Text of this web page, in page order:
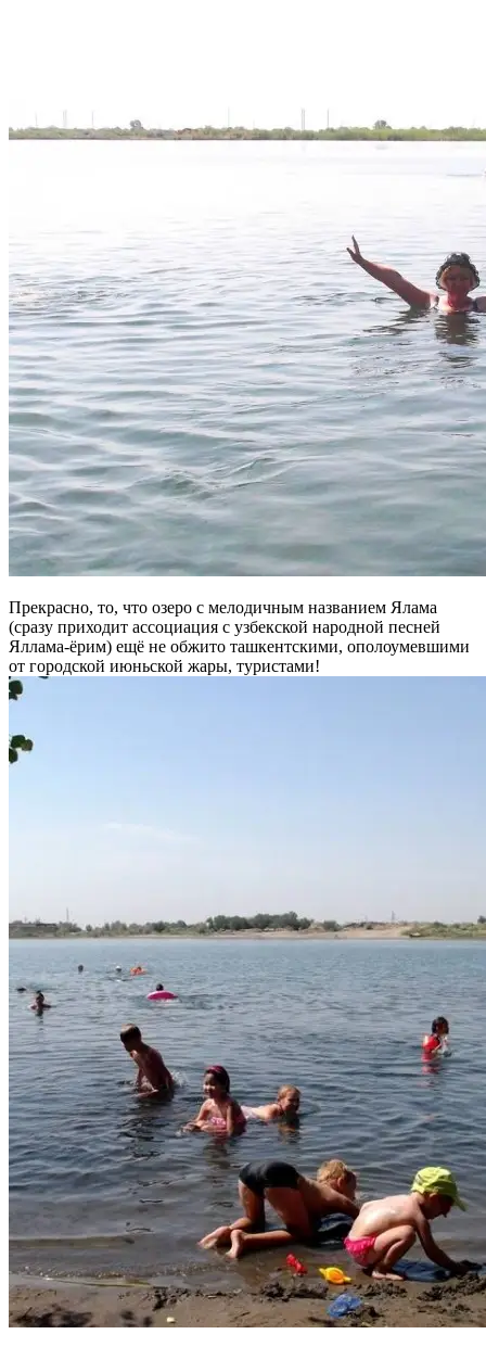
Прекрасно, то, что озеро с мелодичным названием Ялама
(сразу приходит ассоциация с узбекской народной песней
Яллама-ёрим) ещё не обжито ташкентскими, ополоумевшими
от городской июньской жары, туристами!